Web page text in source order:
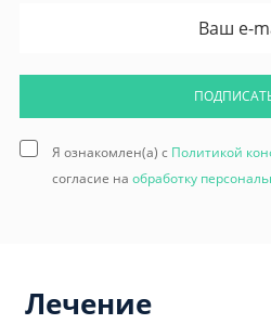
Я ознакомлен(а) с Политикой
согласие на обработку
Лечение